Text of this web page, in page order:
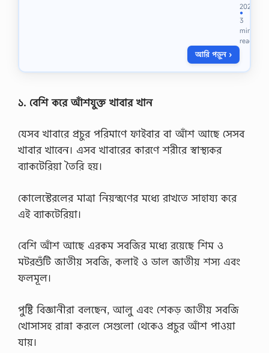
P
D
F
২
র
ব
র্ষে
র
ব্যাং
কিং
বং
জা
2023
●
3
min
read
আরি পড়ুন ›
১. বেশি করে আঁশযুক্ত খাবার খান
যেসব খাবারে প্রচুর পরিমাণে ফাইবার বা আঁশ আছে সেসব
খাবার খাবেন। এসব খাবারের কারণে শরীরে স্বাস্থ্যকর
ব্যাকটেরিয়া তৈরি হয়।
কোলেস্টেরলের মাত্রা নিয়ন্ত্রণের মধ্যে রাখতে সাহায্য করে
এই ব্যাকটেরিয়া।
বেশি আঁশ আছে এরকম সবজির মধ্যে রয়েছে শিম ও
মটরশুঁটি জাতীয় সবজি, কলাই ও ডাল জাতীয় শস্য এবং
ফলমূল।
পুষ্টি বিজ্ঞানীরা বলছেন, আলু এবং শেকড় জাতীয় সবজি
খোসাসহ রান্না করলে সেগুলো থেকেও প্রচুর আঁশ পাওয়া
যায়।